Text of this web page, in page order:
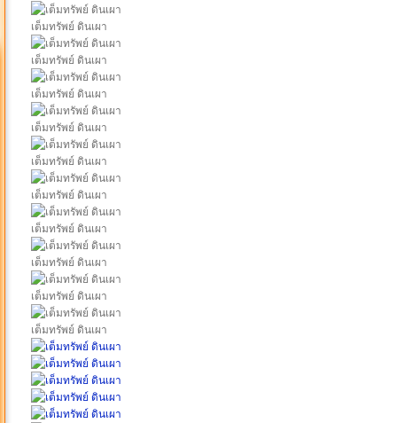
เต็มทรัพย์ ดินเผา
เต็มทรัพย์ ดินเผา
เต็มทรัพย์ ดินเผา
เต็มทรัพย์ ดินเผา
เต็มทรัพย์ ดินเผา
เต็มทรัพย์ ดินเผา
เต็มทรัพย์ ดินเผา
เต็มทรัพย์ ดินเผา
เต็มทรัพย์ ดินเผา
เต็มทรัพย์ ดินเผา